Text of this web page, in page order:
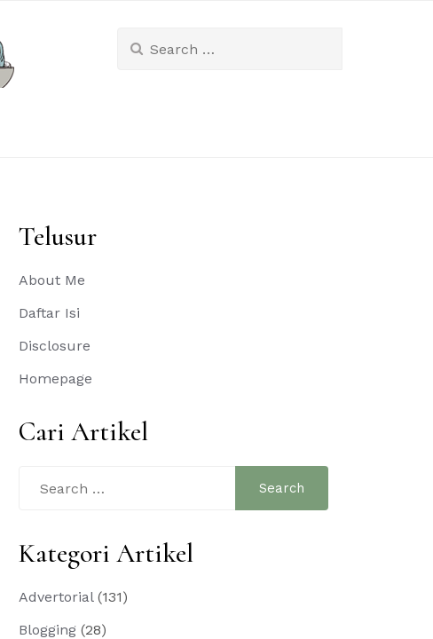
for:
Telusur
About Me
Daftar Isi
Disclosure
Homepage
Cari Artikel
for:
Kategori Artikel
Advertorial(131)
Blogging (28)